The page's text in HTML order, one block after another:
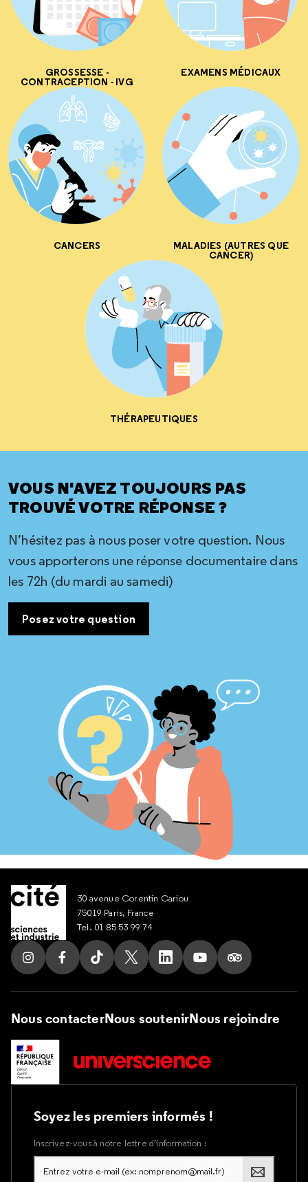
GROSSESSE -
CONTRACEPTION - IVG
EXAMENS MÉDICAUX
CANCERS MALADIES (AUTRES QUE
CANCER)
THÉRAPEUTIQUES
VOUS N'AVEZ TOUJOURS PAS
TROUVÉ VOTRE RÉPONSE ?
N’hésitez pas à nous poser votre question. Nous
vous apporterons une réponse documentaire dans
les 72h (du mardi au samedi)
Posez votre question
30 avenue Corentin Cariou
75019 Paris, France
Tel. 01 85 53 99 74
Suivez nous sur Instagram
Suivez nous sur Facebook
Suivez nous sur Tik Tok
Suivez nous sur X
Suivez nous sur LinkedIn
Suivez nous sur
Suivez nous
Nous contacterNous soutenirNous rejoindre
Soyez les premiers informés !
Inscrivez-vous à notre lettre d’information :